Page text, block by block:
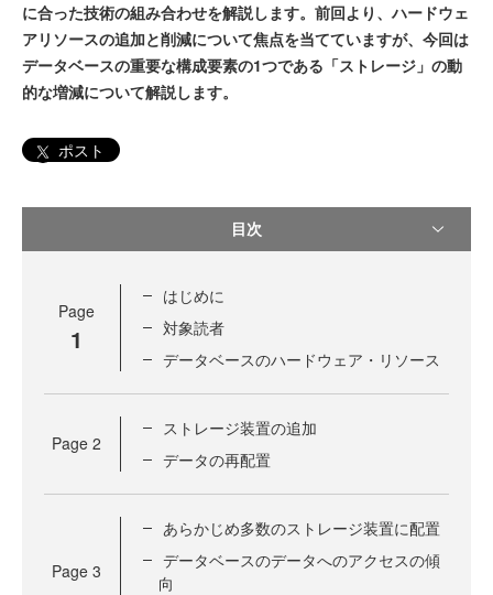
に合った技術の組み合わせを解説します。前回より、ハードウェ
アリソースの追加と削減について焦点を当てていますが、今回は
データベースの重要な構成要素の1つである「ストレージ」の動
的な増減について解説します。
ポスト
目次
Page
1
はじめに
対象読者
データベースのハードウェア・リソース
Page 2
ストレージ装置の追加
データの再配置
Page 3
あらかじめ多数のストレージ装置に配置
データベースのデータへのアクセスの傾
向